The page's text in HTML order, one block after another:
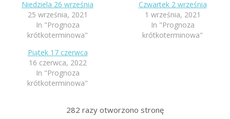
Niedziela 26 września
25 września, 2021
In "Prognoza
krótkoterminowa"
Czwartek 2 września
1 września, 2021
In "Prognoza
krótkoterminowa"
Piątek 17 czerwca
16 czerwca, 2022
In "Prognoza
krótkoterminowa"
282 razy otworzono stronę